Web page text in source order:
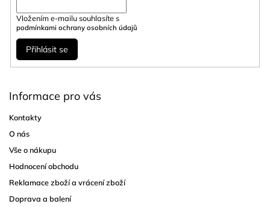
Vložením e-mailu souhlasíte s
podmínkami ochrany osobních údajů
Přihlásit se
Informace pro vás
Kontakty
O nás
Vše o nákupu
Hodnocení obchodu
Reklamace zboží a vrácení zboží
Doprava a balení